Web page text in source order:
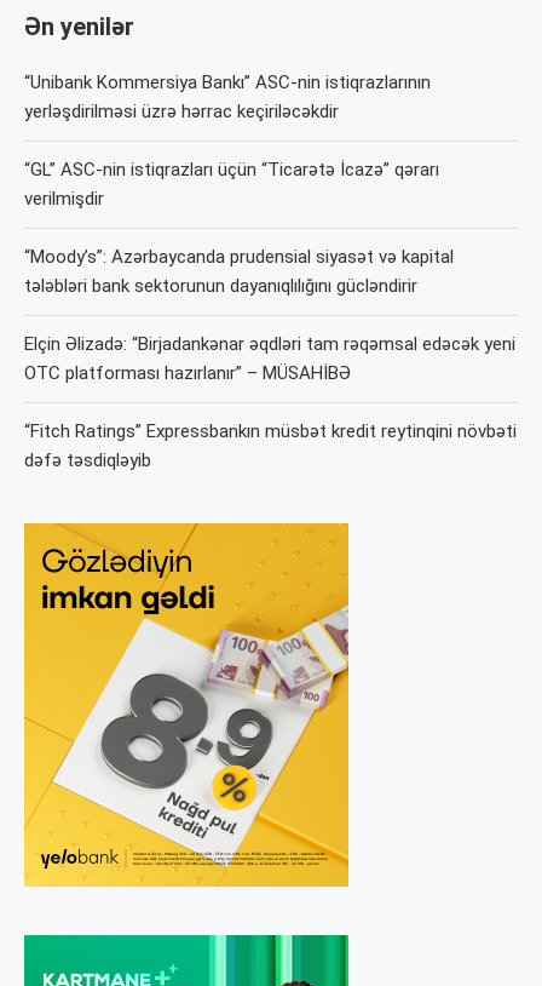
Ən yenilər
“Unibank Kommersiya Bankı” ASC-nin istiqrazlarının
yerləşdirilməsi üzrə hərrac keçiriləcəkdir
“GL” ASC-nin istiqrazları üçün “Ticarətə İcazə” qərarı
verilmişdir
“Moody’s”: Azərbaycanda prudensial siyasət və kapital
tələbləri bank sektorunun dayanıqlılığını gücləndirir
Elçin Əlizadə: “Birjadankənar əqdləri tam rəqəmsal edəcək yeni
OTC platforması hazırlanır” – MÜSAHİBƏ
“Fitch Ratings” Expressbankın müsbət kredit reytinqini növbəti
dəfə təsdiqləyib